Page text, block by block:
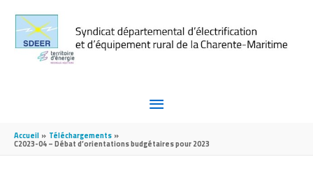
MENU
PRINCIPAL
Accueil Téléchargements
C2023-04 – Débat d’orientations budgétaires pour 2023